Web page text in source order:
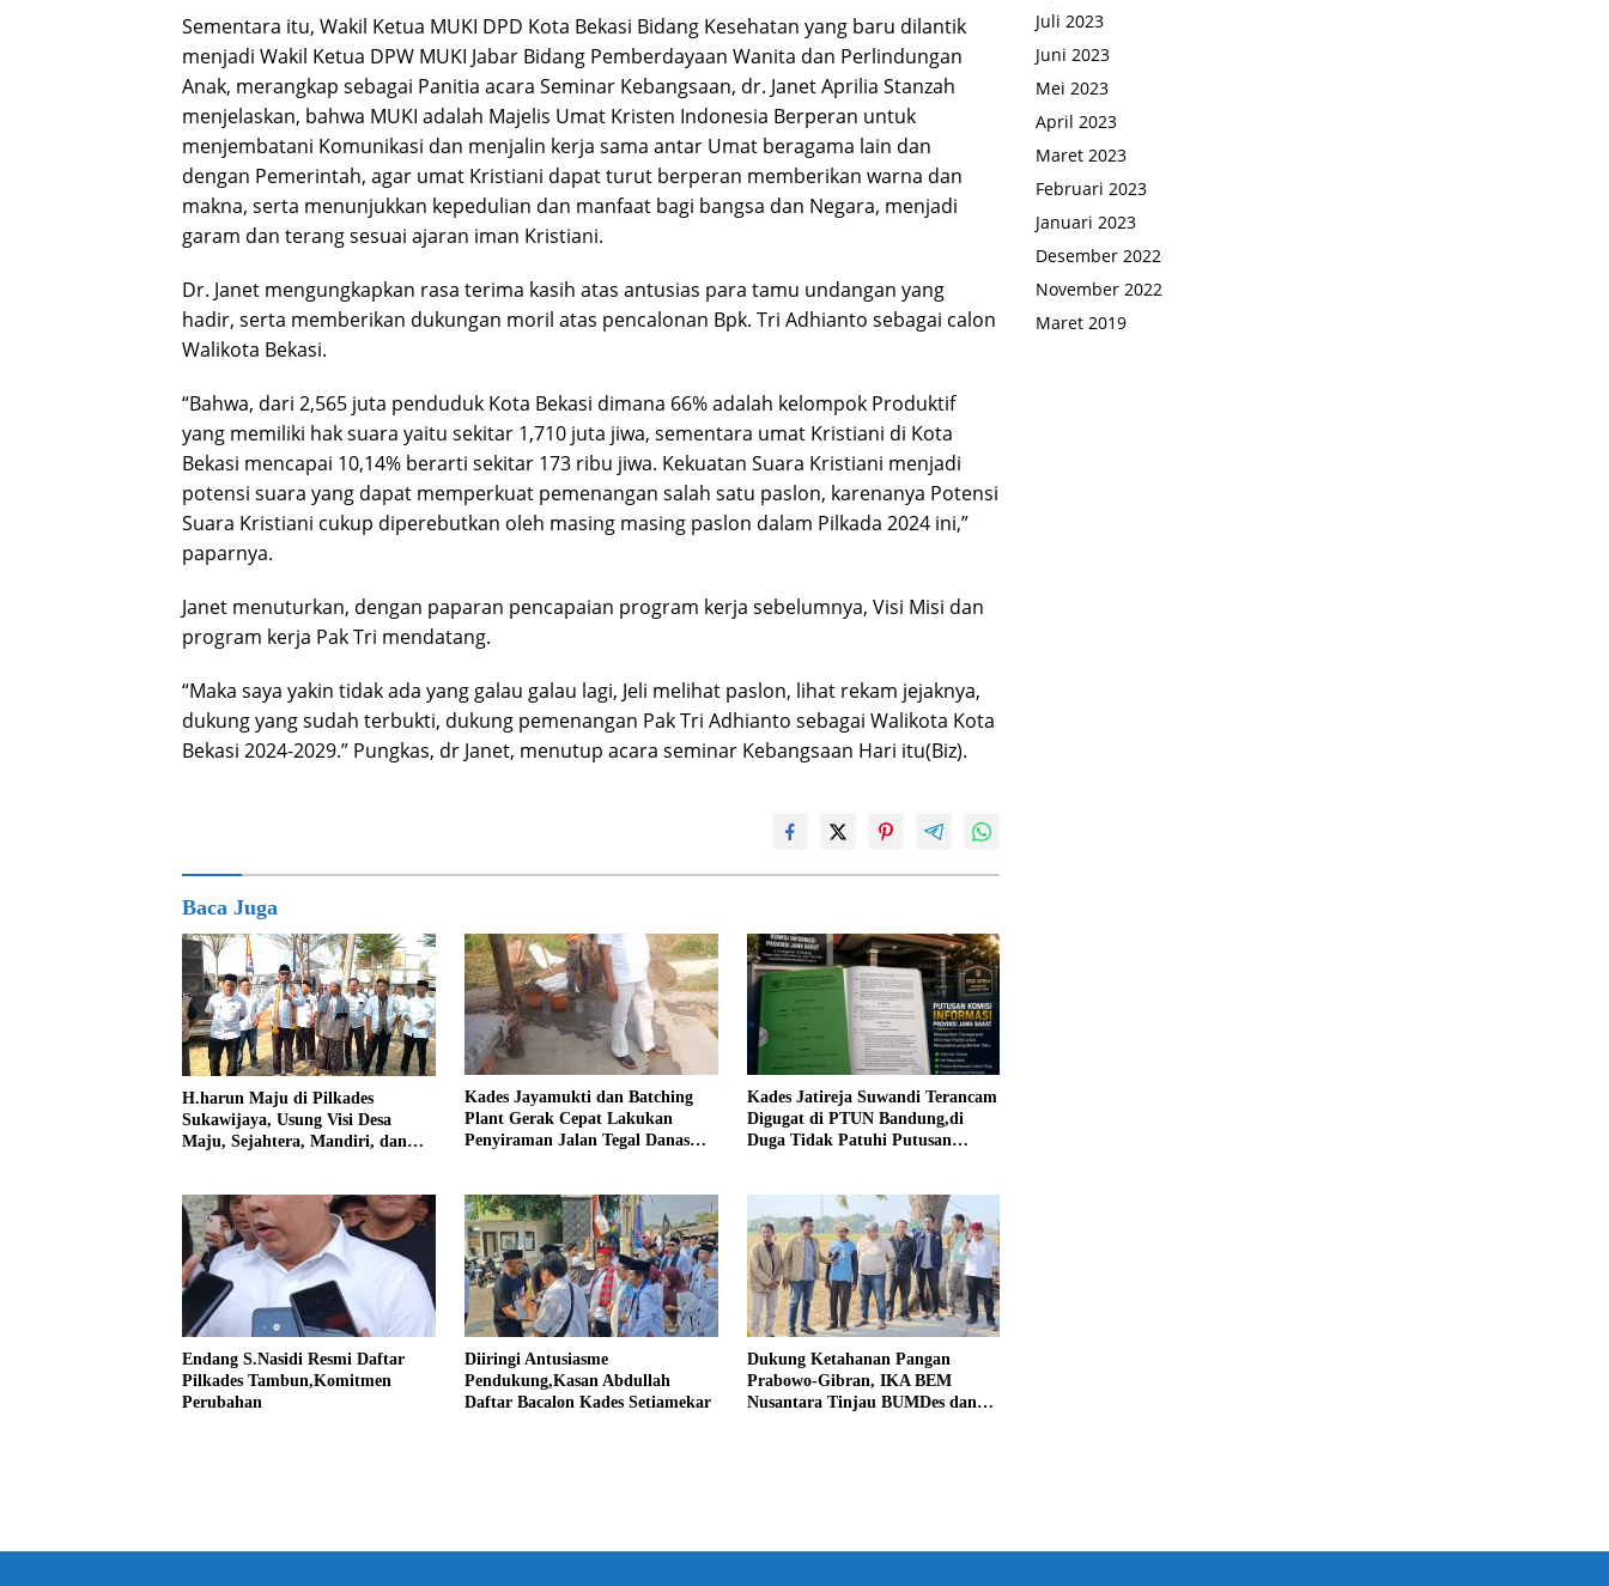
Sementara itu, Wakil Ketua MUKI DPD Kota Bekasi Bidang Kesehatan yang baru dilantik
menjadi Wakil Ketua DPW MUKI Jabar Bidang Pemberdayaan Wanita dan Perlindungan
Anak, merangkap sebagai Panitia acara Seminar Kebangsaan, dr. Janet Aprilia Stanzah
menjelaskan, bahwa MUKI adalah Majelis Umat Kristen Indonesia Berperan untuk
menjembatani Komunikasi dan menjalin kerja sama antar Umat beragama lain dan
dengan Pemerintah, agar umat Kristiani dapat turut berperan memberikan warna dan
makna, serta menunjukkan kepedulian dan manfaat bagi bangsa dan Negara, menjadi
garam dan terang sesuai ajaran iman Kristiani.
Dr. Janet mengungkapkan rasa terima kasih atas antusias para tamu undangan yang
hadir, serta memberikan dukungan moril atas pencalonan Bpk. Tri Adhianto sebagai calon
Walikota Bekasi.
“Bahwa, dari 2,565 juta penduduk Kota Bekasi dimana 66% adalah kelompok Produktif
yang memiliki hak suara yaitu sekitar 1,710 juta jiwa, sementara umat Kristiani di Kota
Bekasi mencapai 10,14% berarti sekitar 173 ribu jiwa. Kekuatan Suara Kristiani menjadi
potensi suara yang dapat memperkuat pemenangan salah satu paslon, karenanya Potensi
Suara Kristiani cukup diperebutkan oleh masing masing paslon dalam Pilkada 2024 ini,”
paparnya.
Janet menuturkan, dengan paparan pencapaian program kerja sebelumnya, Visi Misi dan
program kerja Pak Tri mendatang.
“Maka saya yakin tidak ada yang galau galau lagi, Jeli melihat paslon, lihat rekam jejaknya,
dukung yang sudah terbukti, dukung pemenangan Pak Tri Adhianto sebagai Walikota Kota
Bekasi 2024-2029.” Pungkas, dr Janet, menutup acara seminar Kebangsaan Hari itu(Biz).
Baca Juga
H.harun Maju di Pilkades
Sukawijaya, Usung Visi Desa
Maju, Sejahtera, Mandiri, dan
Kades Jayamukti dan Batching
Plant Gerak Cepat Lakukan
Penyiraman Jalan Tegal Danas
Kades Jatireja Suwandi Terancam
Digugat di PTUN Bandung,di
Duga Tidak Patuhi Putusan
Endang S.Nasidi Resmi Daftar
Pilkades Tambun,Komitmen
Perubahan
Diiringi Antusiasme
Pendukung,Kasan Abdullah
Daftar Bacalon Kades Setiamekar
Dukung Ketahanan Pangan
Prabowo-Gibran, IKA BEM
Nusantara Tinjau BUMDes dan
Juli 2023
Juni 2023
Mei 2023
April 2023
Maret 2023
Februari 2023
Januari 2023
Desember 2022
November 2022
Maret 2019